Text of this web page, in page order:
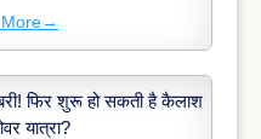
→
फिर शुरू हो सकती है कैलाश
यात्रा?